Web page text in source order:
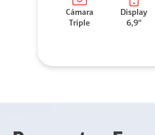
Cámara
Triple
Display
6,9"